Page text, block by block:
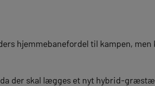
hjemmebanefordel til kampen,
da der skal lægges et nyt hybrid-